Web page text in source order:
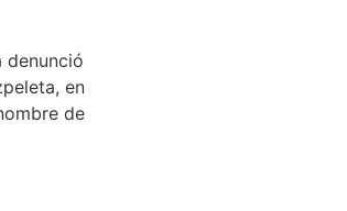
denunció
en
de